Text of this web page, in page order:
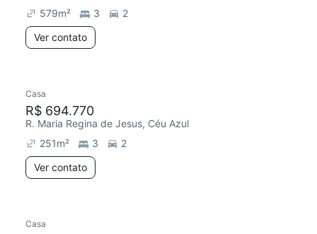
579m² 3
2
Ver contato
Casa
R$ 694.770
R. Maria Regina de Jesus, Céu Azul
251m² 3
2
Ver contato
Casa